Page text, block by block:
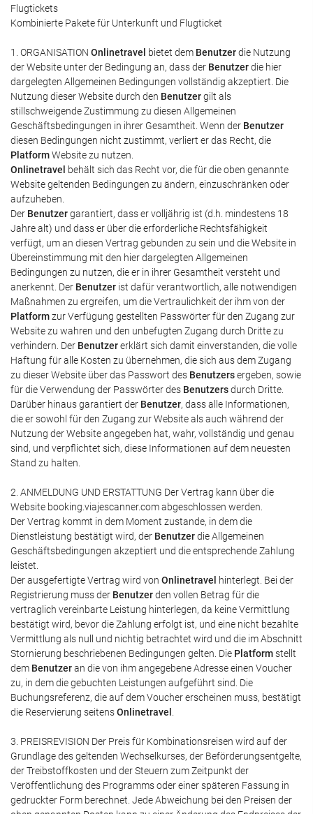
Flugtickets
Kombinierte Pakete für Unterkunft und Flugticket
1. ORGANISATION Onlinetravel bietet dem Benutzerdie Nutzung
der Website unter der Bedingung an, dass der Benutzerdie hier
dargelegten Allgemeinen Bedingungen vollständig akzeptiert. Die
Nutzung dieser Website durch den Benutzergilt als
stillschweigende Zustimmung zu diesen Allgemeinen
Geschäftsbedingungen in ihrer Gesamtheit. Wenn der Benutzer
diesen Bedingungen nicht zustimmt, verliert er das Recht, die
PlatformWebsite zu nutzen.
Onlinetravel behält sich das Recht vor, die für die oben genannte
Website geltenden Bedingungen zu ändern, einzuschränken oder
aufzuheben.
Der Benutzergarantiert, dass er volljährig ist (d.h. mindestens 18
Jahre alt) und dass er über die erforderliche Rechtsfähigkeit
verfügt, um an diesen Vertrag gebunden zu sein und die Website in
Übereinstimmung mit den hier dargelegten Allgemeinen
Bedingungen zu nutzen, die er in ihrer Gesamtheit versteht und
anerkennt. Der Benutzer ist dafür verantwortlich, alle notwendigen
Maßnahmen zu ergreifen, um die Vertraulichkeit der ihm von der
Platformzur Verfügung gestellten Passwörter für den Zugang zur
Website zu wahren und den unbefugten Zugang durch Dritte zu
verhindern. Der Benutzererklärt sich damit einverstanden, die volle
Haftung für alle Kosten zu übernehmen, die sich aus dem Zugang
zu dieser Website über das Passwort des Benutzersergeben, sowie
für die Verwendung der Passwörter des Benutzersdurch Dritte.
Darüber hinaus garantiert der Benutzer, dass alle Informationen,
die er sowohl für den Zugang zur Website als auch während der
Nutzung der Website angegeben hat, wahr, vollständig und genau
sind, und verpflichtet sich, diese Informationen auf dem neuesten
Stand zu halten.
2. ANMELDUNG UND ERSTATTUNG Der Vertrag kann über die
Website booking.viajescanner.com abgeschlossen werden.
Der Vertrag kommt in dem Moment zustande, in dem die
Dienstleistung bestätigt wird, der Benutzerdie Allgemeinen
Geschäftsbedingungen akzeptiert und die entsprechende Zahlung
leistet.
Der ausgefertigte Vertrag wird von Onlinetravel
hinterlegt. Bei der
Registrierung muss der Benutzerden vollen Betrag für die
vertraglich vereinbarte Leistung hinterlegen, da keine Vermittlung
bestätigt wird, bevor die Zahlung erfolgt ist, und eine nicht bezahlte
Vermittlung als null und nichtig betrachtet wird und die im Abschnitt
Stornierung beschriebenen Bedingungen gelten. Die Platformstellt
dem Benutzeran die von ihm angegebene Adresse einen Voucher
zu, in dem die gebuchten Leistungen aufgeführt sind. Die
Buchungsreferenz, die auf dem Voucher erscheinen muss, bestätigt
die Reservierung seitensOnlinetravel
3. PREISREVISION Der Preis für Kombinationsreisen wird auf der
Grundlage des geltenden Wechselkurses, der Beförderungsentgelte,
der Treibstoffkosten und der Steuern zum Zeitpunkt der
Veröffentlichung des Programms oder einer späteren Fassung in
gedruckter Form berechnet. Jede Abweichung bei den Preisen der